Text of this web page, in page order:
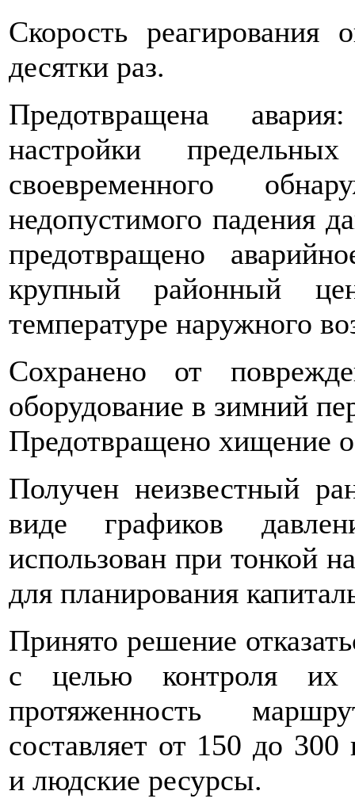
Скорость реагирования
десятки раз.
Предотвращена
настройки
своевременного
недопустимого падения
предотвращено
крупный районный
температуре наружного
Сохранено от
оборудование в зимний
Предотвращено хищение
Получен неизвестный
виде графиков
использован при тонкой
для планирования
Принято решение
с целью контроля их
протяженность
составляет от 150 до
и людские ресурсы.